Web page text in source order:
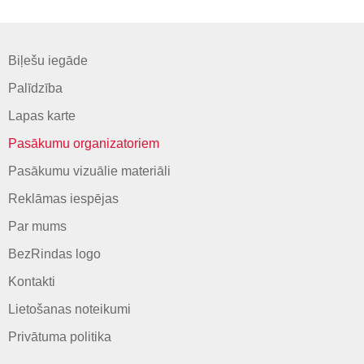
Biļešu iegāde
Palīdzība
Lapas karte
Pasākumu organizatoriem
Pasākumu vizuālie materiāli
Reklāmas iespējas
Par mums
BezRindas logo
Kontakti
Lietošanas noteikumi
Privātuma politika